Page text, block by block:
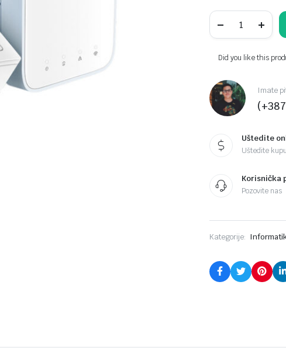
LINK
TL-
AV1000
Gigabit
ac
Wi-
Fi
Kit
band
AC750
dual
Fi
quantity
Did you like this
Imate
Uštedite
Uštedite
Korisnička
Pozovite nas
Kategorije: